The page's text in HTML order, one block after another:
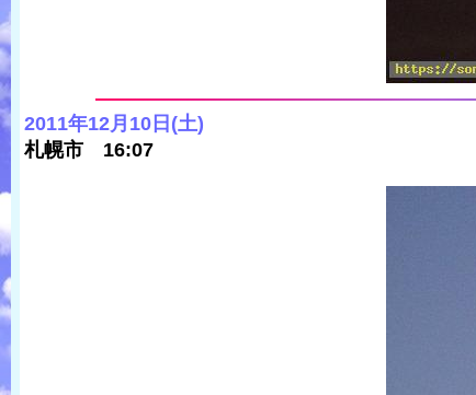
2011年12月10日(土)
札幌市 16:07